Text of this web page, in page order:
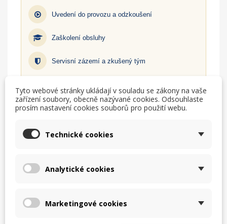
Uvedení do provozu a odzkoušení
Zaškolení obsluhy
Servisní zázemí a zkušený tým
Zjistit více
CHCI LEPŠÍ CENU
Tyto webové stránky ukládají v souladu se zákony na vaše
zařízení soubory, obecně nazývané cookies. Odsouhlaste
prosím nastavení cookies souborů pro použití webu.
Technické cookies
Analytické cookies
Marketingové cookies